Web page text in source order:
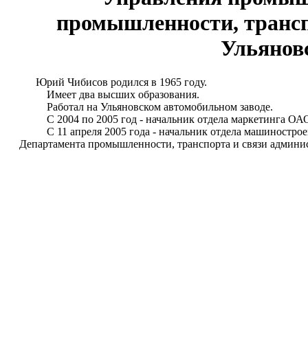
промышленности,
Юрий Чибисов родился в 1965 году.
Имеет два высших образования.
Работал на Ульяновском автомобильном заводе.
С 2004 по 2005 год - начальник отдела маркетинга
С 11 апреля 2005 года - начальник отдела
Департамента промышленности, транспорта и связи